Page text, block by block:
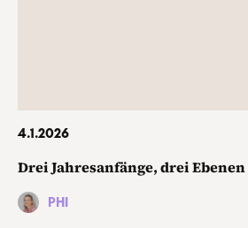
4.1.2026
Drei Jahresanfänge, drei
PHI